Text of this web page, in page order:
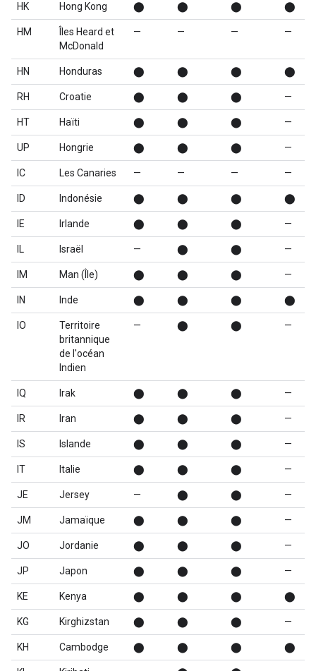
HK Hong Kong ⬤ ⬤ ⬤ ⬤
HM
Îles Heard et
McDonald
— — — —
HN Honduras ⬤ ⬤ ⬤ ⬤
RH Croatie ⬤ ⬤ ⬤ —
HT Haïti ⬤ ⬤ ⬤ —
UP Hongrie ⬤ ⬤ ⬤ —
IC Les Canaries — — — —
ID Indonésie ⬤ ⬤ ⬤ ⬤
IE Irlande ⬤ ⬤ ⬤ —
IL Israël — ⬤ ⬤ —
IM Man (Île) ⬤ ⬤ ⬤ —
IN Inde ⬤ ⬤ ⬤ ⬤
IO
Territoire
britannique
de l'océan
Indien
— ⬤ ⬤ —
IQ Irak ⬤ ⬤ ⬤ —
IR Iran ⬤ ⬤ ⬤ —
IS Islande ⬤ ⬤ ⬤ —
IT Italie ⬤ ⬤ ⬤ —
JE Jersey — ⬤ ⬤ —
JM Jamaïque ⬤ ⬤ ⬤ —
JO Jordanie ⬤ ⬤ ⬤ —
JP Japon ⬤ ⬤ ⬤ —
KE Kenya ⬤ ⬤ ⬤ ⬤
KG Kirghizstan ⬤ ⬤ ⬤ —
KH Cambodge ⬤ ⬤ ⬤ ⬤